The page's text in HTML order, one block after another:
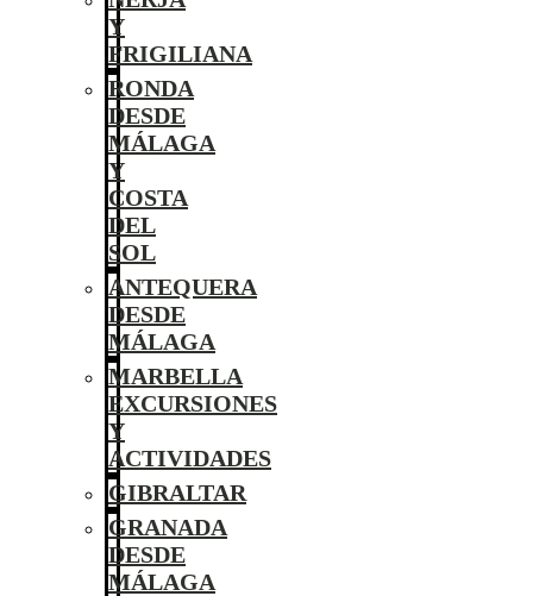
Y
FRIGILIANA
RONDA
DESDE
MÁLAGA
Y
COSTA
DEL
SOL
ANTEQUERA
DESDE
MÁLAGA
MARBELLA
EXCURSIONES
Y
ACTIVIDADES
GIBRALTAR
GRANADA
DESDE
MÁLAGA